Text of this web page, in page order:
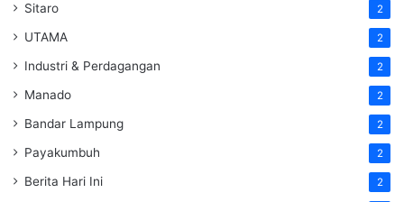
Sitaro 2
UTAMA 2
Industri & Perdagangan 2
Manado 2
Bandar Lampung 2
Payakumbuh 2
Berita Hari Ini 2